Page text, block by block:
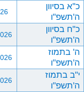
כ"א בסיוון
ה'תשפ"ו
כ"ח בסיוון
ה'תשפ"ו
ה' בתמוז
ה'תשפ"ו
י"ב בתמוז
ה'תשפ"ו